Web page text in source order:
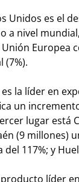
Unidos es el
a nivel
Europea
(7%).
la líder en
un
lugar está
(9 millones)
117%; y
producto líder